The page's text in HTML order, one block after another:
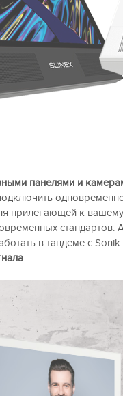
панелями и
прилегающей к
в тандеме с
.